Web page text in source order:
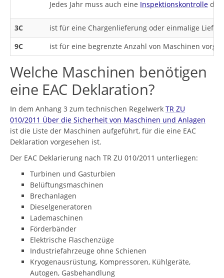
Jedes Jahr muss auch eine Inspektionskontrolle
3C
ist für eine Chargenlieferung oder einmalige
9C
ist für eine begrenzte Anzahl von Maschinen
Welche Maschinen benötigen
eine EAC Deklaration?
In dem Anhang 3 zum technischen Regelwerk TR ZU
010/2011 Über die Sicherheit von Maschinen und Anlagen
ist die Liste der Maschinen aufgeführt, für die eine EAC
Deklaration vorgesehen ist.
Der EAC Deklarierung nach TR ZU 010/2011 unterliegen:
Turbinen und Gasturbien
Belüftungsmaschinen
Brechanlagen
Dieselgeneratoren
Lademaschinen
Förderbänder
Elektrische Flaschenzüge
Industriefahrzeuge ohne Schienen
Kryogenausrüstung, Kompressoren, Kühlgeräte,
Autogen, Gasbehandlung